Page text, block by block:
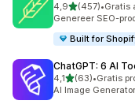
4,9van 5 sterren
(457)
457 recensies in
•Gratis
Genereer SEO-
Built for
ChatGPT: 6 AI
4,1van 5 sterren
(63)
63 recensies in
•Gratis
AI Image